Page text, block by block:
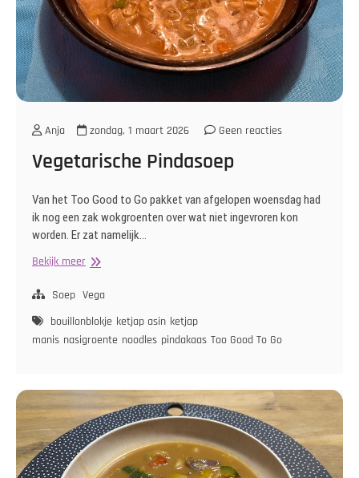
Anja zondag, 1 maart 2026 Geen reacties
Vegetarische Pindasoep
Van het Too Good to Go pakket van afgelopen woensdag had
ik nog een zak wokgroenten over wat niet ingevroren kon
worden. Er zat namelijk…
Bekijk meerVegetarische
Soep Vega
bouillonblokje ketjap asin ketjap
manis nasigroente noodles pindakaas Too Good To Go